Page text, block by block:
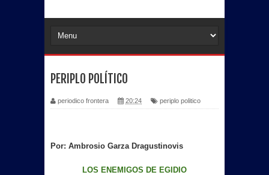
PERIPLO POLÍTICO
periodico frontera 20:24 periplo politico
Por: Ambrosio Garza Dragustinovis
LOS ENEMIGOS DE EGIDIO